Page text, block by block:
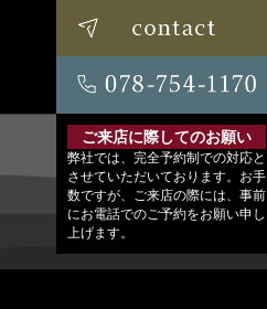
ご来店に際してのお願い
弊社では、完全予約制での対応と
させていただいております。お手
数ですが、ご来店の際には、事前
にお電話でのご予約をお願い申し
上げます。